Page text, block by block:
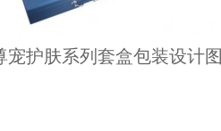
宠护肤系列套盒包装设计图